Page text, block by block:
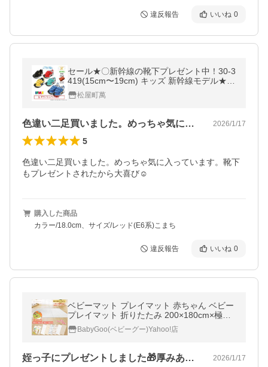
違反報告 いいね 0
セール★〇新幹線の靴下プレゼント中！30-3
419(15cm〜19cm) キッズ 新幹線モデル★イ
フミー シューズ 子供靴 IFME ライト 2023年
春夏松屋町萬
色違い二足買いました。めっちゃ気に入っ… 2026/1/17
5
色違い二足買いました。めっちゃ気に入っています。靴下
もプレゼントされたから大喜び☺️
購入した商品
カラー/18.0cm、サイズ/レッド(E6系)こまち
違反報告 いいね 0
ベビーマット プレイマット 赤ちゃん ベビー
プレイマット 折りたたみ 200×180cm×極厚2
cm 180×160cm×極厚2cm フロアマット
BabyGoo(ベビーグー)Yahoo!店
姪っ子にプレゼントしました🎁厚みある… 2026/1/17